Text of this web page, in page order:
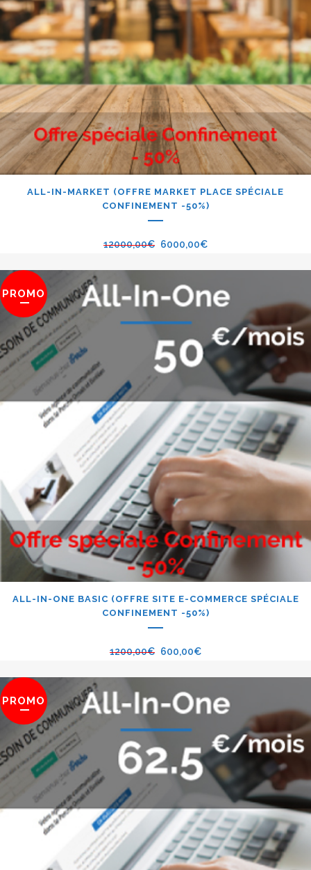
ALL-IN-MARKET (OFFRE MARKET PLACE SPÉCIALE
CONFINEMENT -50%)
12000,00€ 6000,00€
PROMO
ALL-IN-ONE BASIC (OFFRE SITE E-COMMERCE SPÉCIALE
CONFINEMENT -50%)
1200,00€ 600,00€
PROMO